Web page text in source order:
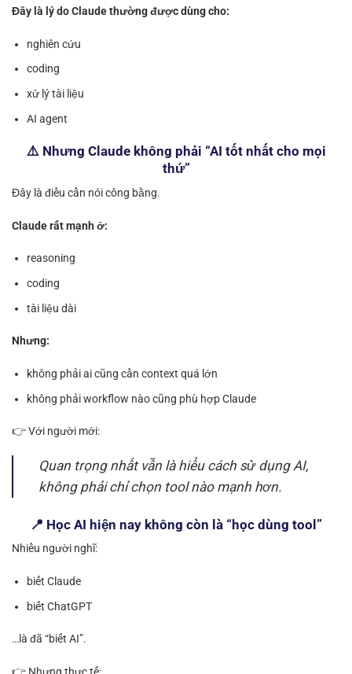
Đây là lý do Claude thường được dùng cho:
nghiên cứu
coding
xử lý tài liệu
AI agent
⚠️ Nhưng Claude không phải “AI tốt nhất cho mọi
thứ”
Đây là điều cần nói công bằng.
Claude rất mạnh ở:
reasoning
coding
tài liệu dài
Nhưng:
không phải ai cũng cần context quá lớn
không phải workflow nào cũng phù hợp Claude
👉 Với người mới:
Quan trọng nhất vẫn là hiểu cách sử dụng AI,
không phải chỉ chọn tool nào mạnh hơn.
📍 Học AI hiện nay không còn là “học dùng tool”
Nhiều người nghĩ:
biết Claude
biết ChatGPT
…là đã “biết AI”.